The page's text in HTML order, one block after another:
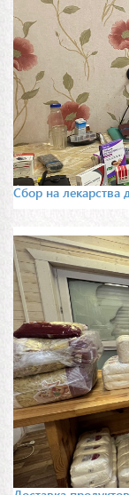
Сбор на лекарства